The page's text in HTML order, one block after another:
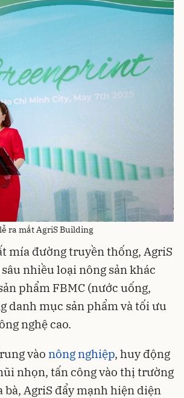
ra mắt AgriS Building
mía đường truyền thống, AgriS
nhiều loại nông sản khác
phẩm FBMC (nước uống,
danh mục sản phẩm và tối ưu
nghệ cao.
vào nông nghiệp, huy động
nhọn, tấn công vào thị trường
bà, AgriS đẩy mạnh hiện diện